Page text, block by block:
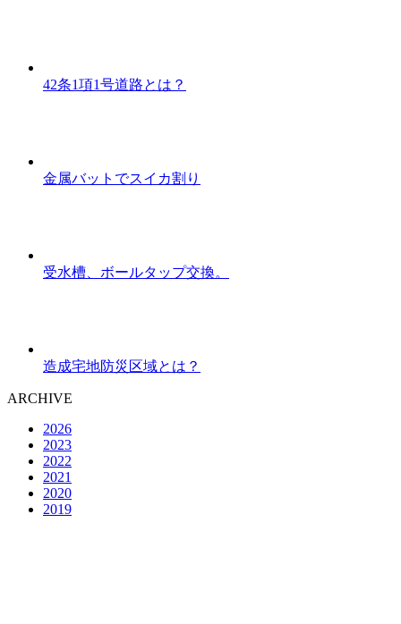
42条1項1号道路とは？
金属バットでスイカ割り
受水槽、ボールタップ交換。
造成宅地防災区域とは？
ARCHIVE
2026
2023
2022
2021
2020
2019